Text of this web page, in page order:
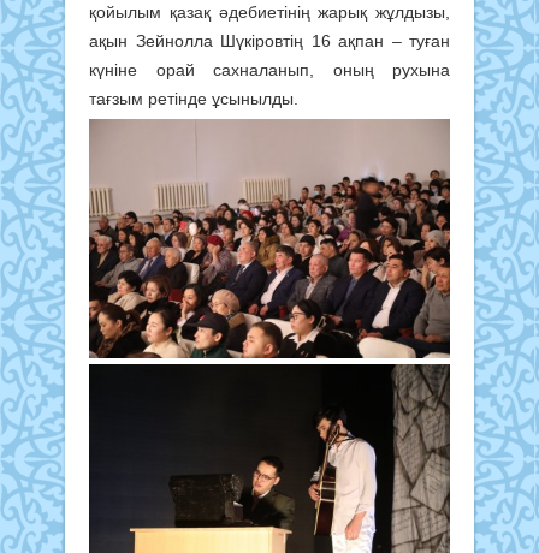
қойылым қазақ әдебиетінің жарық жұлдызы,
ақын Зейнолла Шүкіровтің 16 ақпан – туған
күніне орай сахналанып, оның рухына
тағзым ретінде ұсынылды.